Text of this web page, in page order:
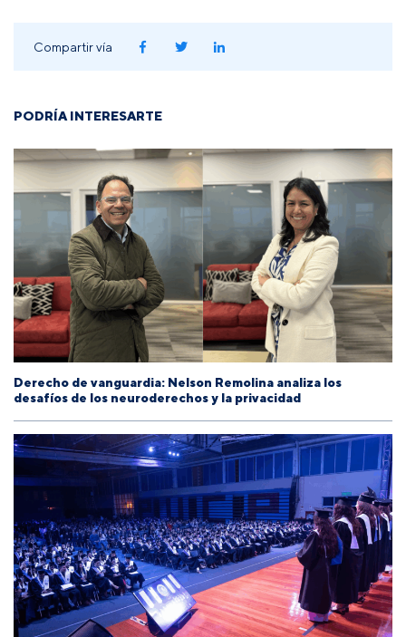
Compartir vía
PODRÍA INTERESARTE
Derecho de vanguardia: Nelson Remolina analiza los
desafíos de los neuroderechos y la privacidad